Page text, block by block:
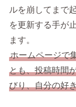
ルを崩してまで
を更新する手が
ます。
ホームページで
とも、投稿時間
びり、自分の好